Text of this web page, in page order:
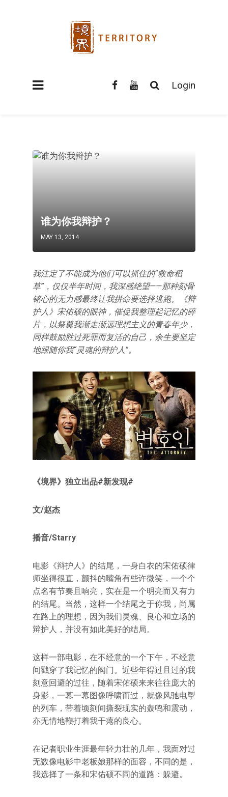
Login
谁为你我辩护？
MAY 13, 2014
我注定了不能成为他们可以抓住的“救命稻
草”，仅仅半年时间，我深感绝望——那种刻骨
铭心的无力感最终让我拼命要选择逃跑。《辩
护人》宋佑硕的眼神，催促我整理起记忆的碎
片，以祭奠我渐走渐远理想主义的青春年少，
同样鼓励胜过死罪而复活的自己，余生要坚定
地跟随你我“灵魂的辩护人”。
《境界》独立出品#新发现#
文/赵杰
播音/Starry
电影《辩护人》的结尾，一身白衣的宋佑硕律
师坐得很直，颤抖的嘴角有些许微笑，一个个
点名有节奏且响亮，实在是一个明亮而又有力
的结尾。当然，这样一个结尾之于你我，尚属
在路上的理想，因为我们灵魂、良心和立场的
辩护人，并没有如此美好的结局。
这样一部电影，在不经意的一个下午，不经意
间戳穿了我记忆的阀门。近些年得过且过的我
刻意回避的过往，随着宋佑硕来来往往庞大的
身影，一幕一幕图像呼啸而过，就像风驰电掣
的列车，带着顷刻间撕裂现实的轰鸣和震动，
亦无情地鞭打着我干瘪的良心。
在记者职业生涯最年轻力壮的几年，我面对过
无数像电影中老板娘那样的面容，不同的是，
我选择了一条和宋佑硕不同的道路：躲避。